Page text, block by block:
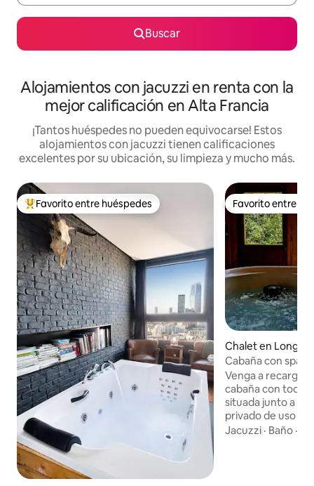
Buscar
Alojamientos con jacuzzi en renta con la
mejor calificación en Alta Francia
¡Tantos huéspedes no pueden equivocarse! Estos
alojamientos con jacuzzi tienen calificaciones
excelentes por su ubicación, su limpieza y mucho más.
De los mejores en Favorito entre huéspedes
Favorito entre huéspedes Favorito entre
Favorito entre
Chalet en
ps-Saints
Cabaña con spa
Venga a recargar
cabaña con todas
situada junto a un
privado de uso
para disfrutar de
Jacuzzi · Baño ·